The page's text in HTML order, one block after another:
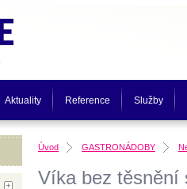
Aktuality Reference Služby
Úvod GASTRONÁDOBY
Víka bez těsnění